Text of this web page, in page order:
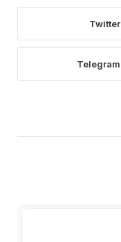
Twitter
Telegram